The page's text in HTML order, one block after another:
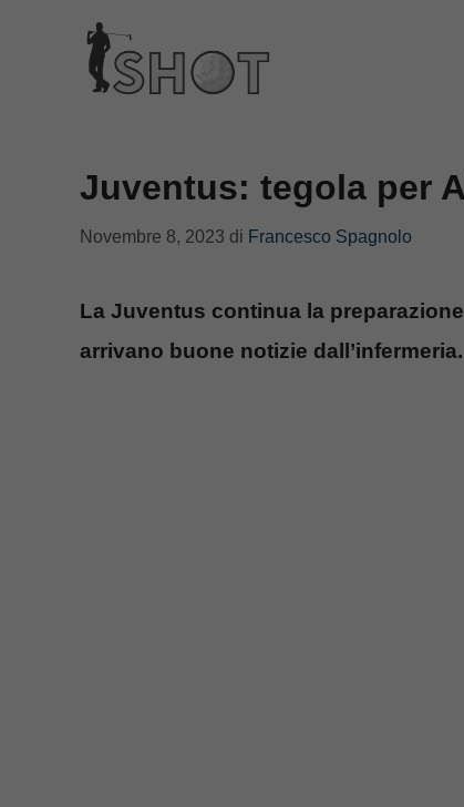
contenuto
Juventus: tegola per
Novembre 8, 2023 di Francesco Spagnolo
La Juventus continua la
arrivano buone notizie